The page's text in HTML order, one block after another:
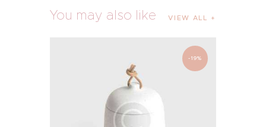
You may also like VIEW ALL
-19%